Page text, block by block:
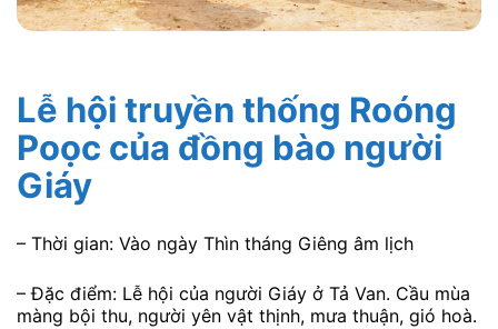
Lễ hội truyền thống Roóng
Poọc của đồng bào người
Giáy
– Thời gian: Vào ngày Thìn tháng Giêng âm lịch
– Đặc điểm: Lễ hội của người Giáy ở Tả Van. Cầu mùa
màng bội thu, người yên vật thịnh, mưa thuận, gió hoà.